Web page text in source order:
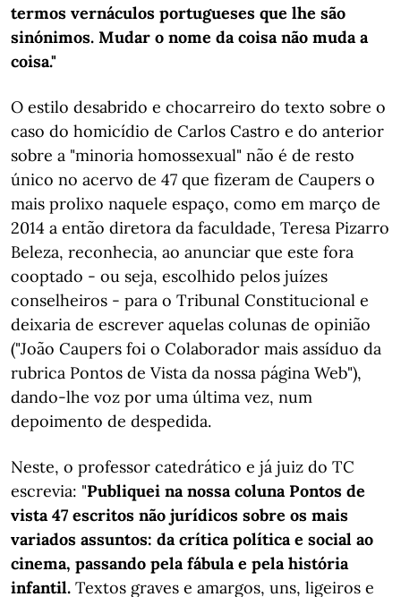
termos vernáculos portugueses que lhe são
sinónimos. Mudar o nome da coisa não muda a
coisa."
O estilo desabrido e chocarreiro do texto sobre o
caso do homicídio de Carlos Castro e do anterior
sobre a "minoria homossexual" não é de resto
único no acervo de 47 que fizeram de Caupers o
mais prolixo naquele espaço, como em março de
2014 a então diretora da faculdade, Teresa Pizarro
Beleza, reconhecia, ao anunciar que este fora
cooptado - ou seja, escolhido pelos juízes
conselheiros - para o Tribunal Constitucional e
deixaria de escrever aquelas colunas de opinião
("João Caupers foi o Colaborador mais assíduo da
rubrica Pontos de Vista da nossa página Web"),
dando-lhe voz por uma última vez, num
depoimento de despedida.
Neste, o professor catedrático e já juiz do TC
escrevia: "Publiquei na nossa coluna Pontos de
vista 47 escritos não jurídicos sobre os mais
variados assuntos: da crítica política e social ao
cinema, passando pela fábula e pela história
infantil. Textos graves e amargos, uns, ligeiros e